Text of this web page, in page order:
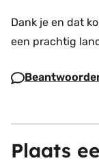
Dank je en dat
een prachtig
Plaats